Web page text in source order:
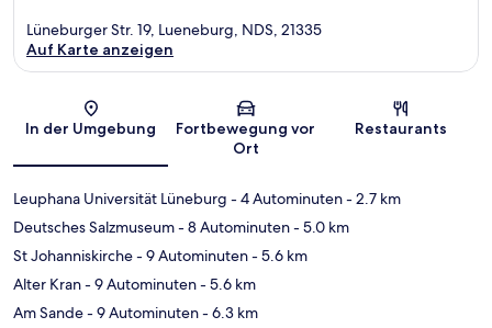
Karte
Lüneburger Str. 19, Lueneburg, NDS, 21335
Auf Karte anzeigen
In der Umgebung
Fortbewegung vor
Ort
Restaurants
Leuphana Universität Lüneburg - 4 Autominuten- 2.7 km
Deutsches Salzmuseum- 8 Autominuten- 5.0 km
St Johanniskirche- 9 Autominuten- 5.6 km
Alter Kran- 9 Autominuten- 5.6 km
Am Sande- 9 Autominuten- 6.3 km